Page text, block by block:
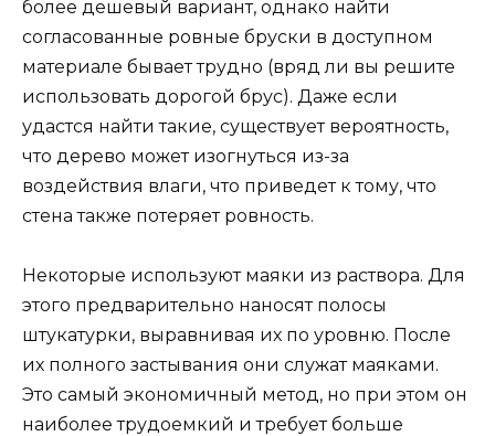
более дешевый вариант, однако найти
согласованные ровные бруски в доступном
материале бывает трудно (вряд ли вы решите
использовать дорогой брус). Даже если
удастся найти такие, существует вероятность,
что дерево может изогнуться из-за
воздействия влаги, что приведет к тому, что
стена также потеряет ровность.
Некоторые используют маяки из раствора. Для
этого предварительно наносят полосы
штукатурки, выравнивая их по уровню. После
их полного застывания они служат маяками.
Это самый экономичный метод, но при этом он
наиболее трудоемкий и требует больше